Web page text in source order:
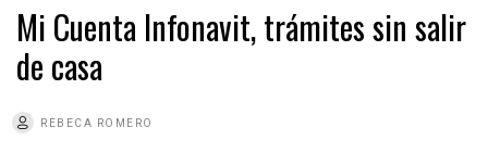
Mi Cuenta Infonavit, trámites sin salir
de casa
REBECA ROMERO